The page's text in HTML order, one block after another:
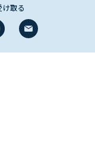
取る